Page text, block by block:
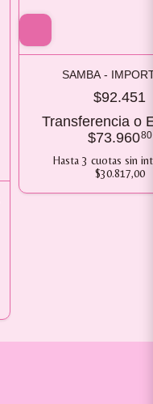
SAMBA -
$92.451
Transferencia o
$73.96080
Hasta 3 cuotas sin
$30.817,00